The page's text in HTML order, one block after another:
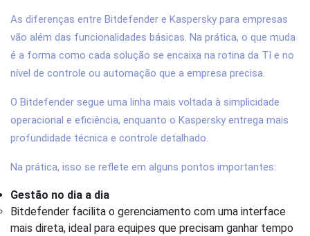
As diferenças entre Bitdefender e Kaspersky para empresas
vão além das funcionalidades básicas. Na prática, o que muda
é a forma como cada solução se encaixa na rotina da TI e no
nível de controle ou automação que a empresa precisa.
O Bitdefender segue uma linha mais voltada à simplicidade
operacional e eficiência, enquanto o Kaspersky entrega mais
profundidade técnica e controle detalhado.
Na prática, isso se reflete em alguns pontos importantes:
Gestão no dia a dia
Bitdefender facilita o gerenciamento com uma interface
mais direta, ideal para equipes que precisam ganhar tempo